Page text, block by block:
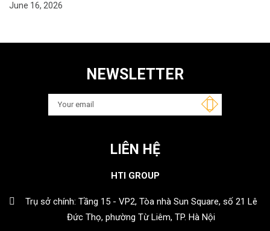
June 16, 2026
NEWSLETTER
LIÊN HỆ
HTI GROUP
Trụ sở chính: Tầng 15 - VP2, Tòa nhà Sun Square, số 21 Lê
Đức Thọ, phường Từ Liêm, TP. Hà Nội